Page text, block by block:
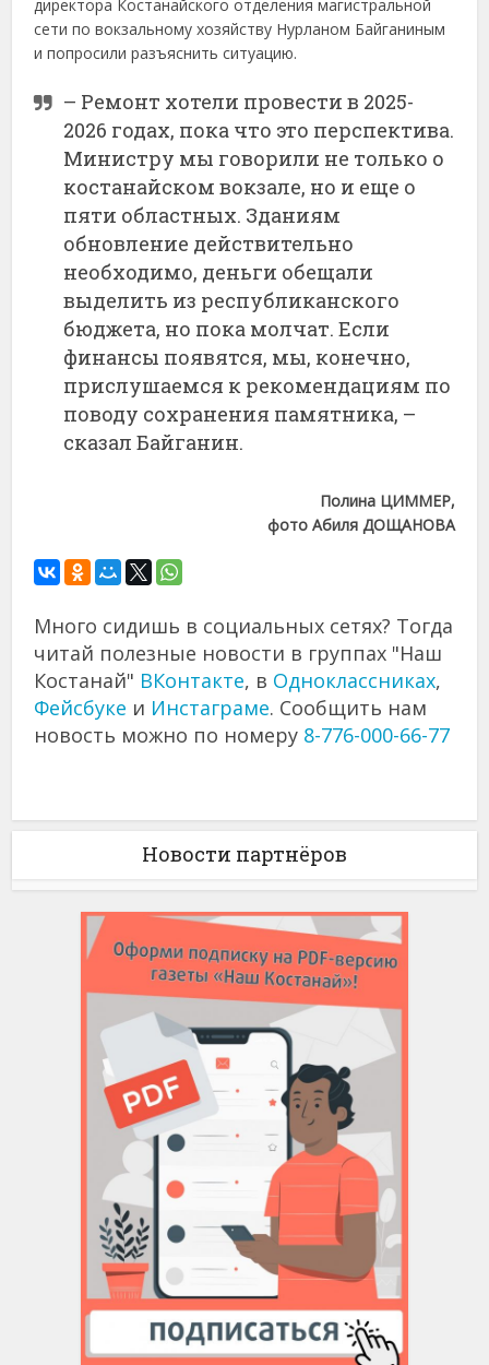
директора Костанайского отделения магистральной
сети по вокзальному хозяйству Нурланом Байганиным
и попросили разъяснить ситуацию.
– Ремонт хотели провести в 2025-
2026 годах, пока что это перспектива.
Министру мы говорили не только о
костанайском вокзале, но и еще о
пяти областных. Зданиям
обновление действительно
необходимо, деньги обещали
выделить из республиканского
бюджета, но пока молчат. Если
финансы появятся, мы, конечно,
прислушаемся к рекомендациям по
поводу сохранения памятника, –
сказал Байганин.
Полина ЦИММЕР,
фото Абиля ДОЩАНОВА
Много сидишь в социальных сетях? Тогда
читай полезные новости в группах "Наш
Костанай" ВКонтакте, в Одноклассниках,
Фейсбуке и Инстаграме. Сообщить нам
новость можно по номеру 8-776-000-66-77
Новости партнёров